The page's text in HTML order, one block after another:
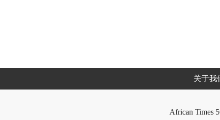
关于我
African Times